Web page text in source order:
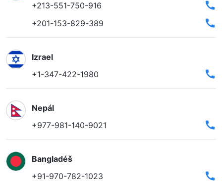
+213-551-750-916
+201-153-829-389
Izrael
+1-347-422-1980
Nepál
+977-981-140-9021
Bangladéš
+91-970-782-1023